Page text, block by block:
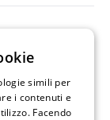
simili per
i contenuti e
Facendo